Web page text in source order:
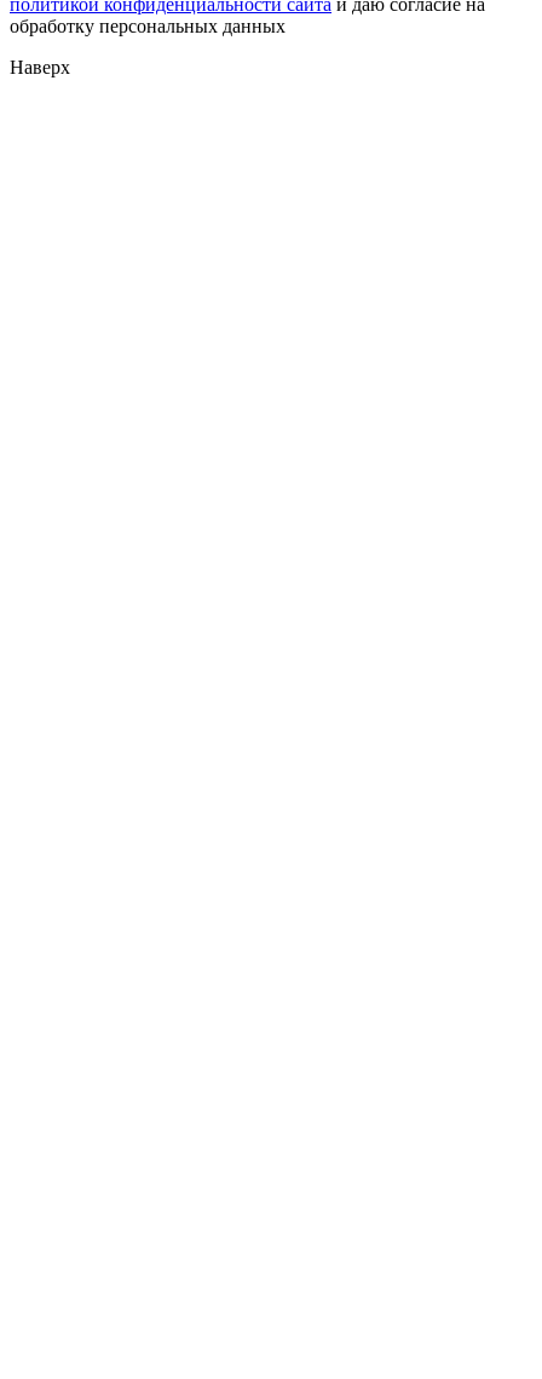
политикой конфиденциальности сайта и даю согласие на
обработку персональных данных
Наверх